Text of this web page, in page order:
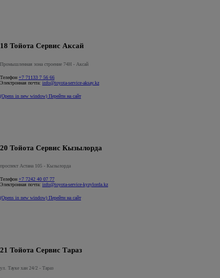
18 Тойота Сервис Аксай
Промышленная зона строение 74Н - Аксай
Телефон +7 71133 7 56 66
Электронная почта: info@toyota-service-aksay.kz
(Opens in new window) Перейти на сайт
20 Тойота Сервис Кызылорда
проспект Астана 105 - Кызылорда
Телефон +7 7242 40 07 77
Электронная почта: info@toyota-service-kyzylorda.kz
(Opens in new window) Перейти на сайт
21 Тойота Сервис Тараз
ул. Тауке хан 24/2 - Тараз